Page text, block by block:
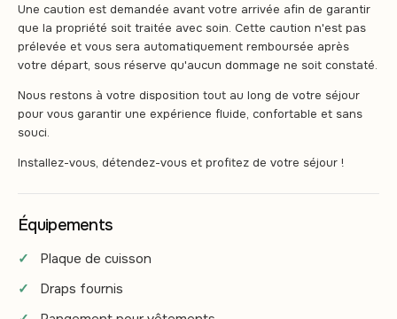
Une caution est demandée avant votre arrivée afin de garantir
que la propriété soit traitée avec soin. Cette caution n'est pas
prélevée et vous sera automatiquement remboursée après
votre départ, sous réserve qu'aucun dommage ne soit constaté.
Nous restons à votre disposition tout au long de votre séjour
pour vous garantir une expérience fluide, confortable et sans
souci.
Installez-vous, détendez-vous et profitez de votre séjour !
Équipements
Plaque de cuisson
Draps fournis